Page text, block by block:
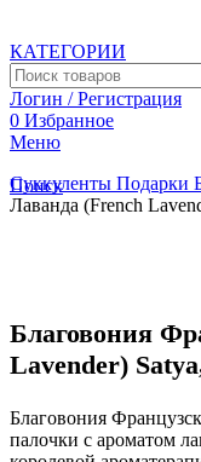
КАТЕГОРИИ
Логин / Регистрация
0 Избранное
Меню
Поиск
Суккуленты Подарки
Лаванда (French
Благовония
Lavender)
Благовония
палочки с ароматом